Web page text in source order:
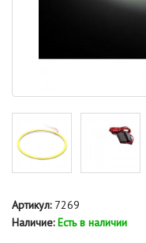
Артикул:7269
Наличие: Есть в наличии